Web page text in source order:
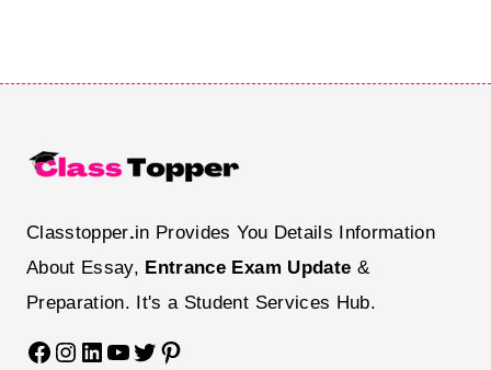
Classtopper.in Provides You Details Information
About Essay, Entrance Exam Update &
Preparation. It's a Student Services Hub.
Facebook
Instagram
LinkedIn
YouTube
Twitter
Pinterest